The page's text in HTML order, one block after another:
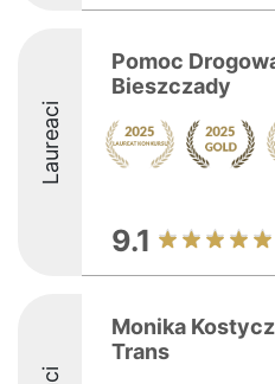
Laureaci
Pomoc
Bieszczady
9.1
Monika
Trans